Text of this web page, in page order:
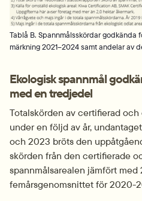
Tablå B. Spannmålsskördar godkända
märkning 2021–2024 samt andelar av
Ekologisk spannmål
med en tredjedel
Totalskörden av certifierad
under en följd av år,
och 2023 bröts den
skörden från den certifierade
spannmålsarealen jämfört
femårsgenomsnittet för 2020-